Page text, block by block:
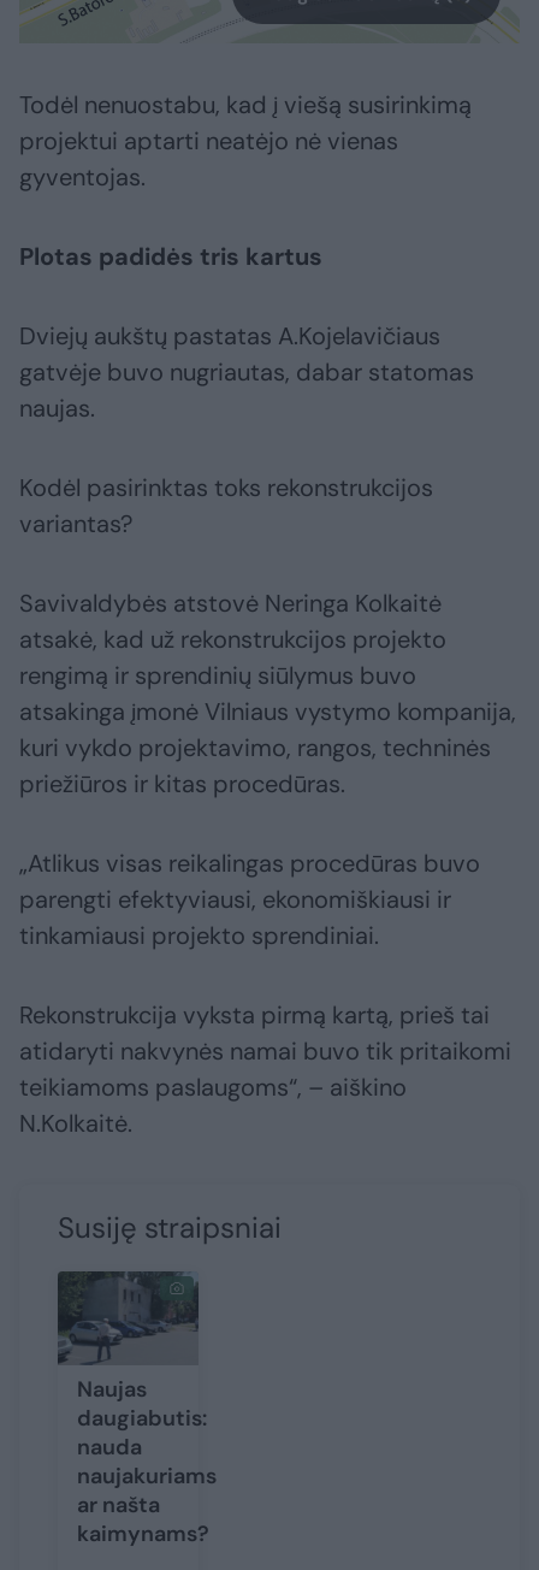
Todėl nenuostabu, kad į viešą susirinkimą
projektui aptarti neatėjo nė vienas
gyventojas.
Plotas padidės tris kartus
Dviejų aukštų pastatas A.Kojelavičiaus
gatvėje buvo nugriautas, dabar statomas
naujas.
Kodėl pasirinktas toks rekonstrukcijos
variantas?
Savivaldybės atstovė Neringa Kolkaitė
atsakė, kad už rekonstrukcijos projekto
rengimą ir sprendinių siūlymus buvo
atsakinga įmonė Vilniaus vystymo kompanija,
kuri vykdo projektavimo, rangos, techninės
priežiūros ir kitas procedūras.
„Atlikus visas reikalingas procedūras buvo
parengti efektyviausi, ekonomiškiausi ir
tinkamiausi projekto sprendiniai.
Rekonstrukcija vyksta pirmą kartą, prieš tai
atidaryti nakvynės namai buvo tik pritaikomi
teikiamoms paslaugoms“, – aiškino
N.Kolkaitė.
Susiję straipsniai
Naujas
daugiabutis:
nauda
naujakuriams
ar našta
kaimynams?